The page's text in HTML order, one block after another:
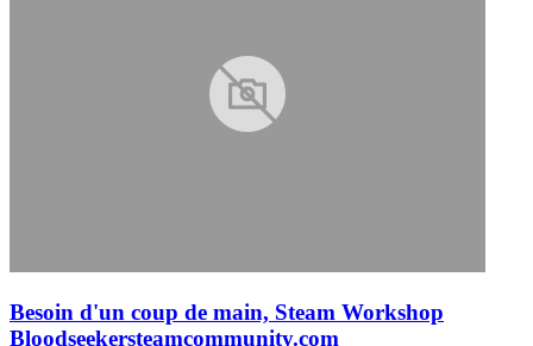
Besoin d'un coup de main, Steam Workshop
Bloodseekersteamcommunity.com